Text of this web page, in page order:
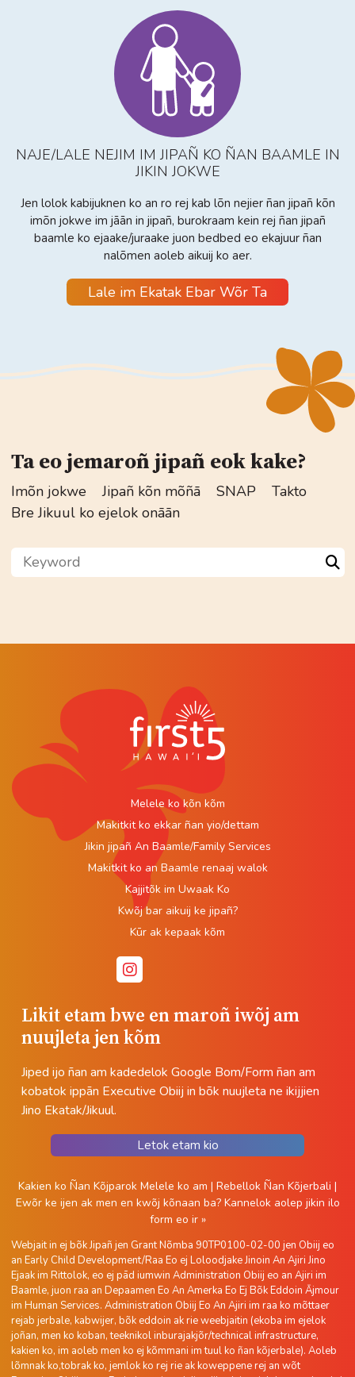
NAJE/LALE NEJIM IM JIPAÑ KO ÑAN BAAMLE IN
JIKIN JOKWE
Jen lolok kabijuknen ko an ro rej kab lõn nejier ñan jipañ kõn
imõn jokwe im jāān in jipañ, burokraam kein rej ñan jipañ
baamle ko ejaake/juraake juon bedbed eo ekajuur ñan
nalõmen aoleb aikuij ko aer.
Lale im Ekatak Ebar Wõr Ta
Ta eo jemaroñ jipañ eok kake?
Imõn jokwe Jipañ kõn mõñā SNAP
Takto
Bre Jikuul ko ejelok onāān
Keyword
Likit etam bwe en maroñ iwõj am
nuujleta jen kõm
Jiped ijo ñan am kadedelok Google Bom/Form ñan am
kobatok ippān Executive Obiij in bõk nuujleta ne ikijjien
Jino Ekatak/Jikuul.
Letok etam kio
Melele ko kõn kõm
Makitkit ko ekkar ñan yio/dettam
Jikin jipañ An Baamle/Family Services
Makitkit ko an Baamle renaaj walok
Kajjitõk im Uwaak Ko
Kwõj bar aikuij ke jipañ?
Kūr ak kepaak kõm
Kakien ko Ñan Kõjparok Melele ko am | Rebellok Ñan Kõjerbali |
Ewõr ke ijen ak men en kwõj kõnaan ba? Kannelok aolep jikin ilo
form eo ir »
Webjait in ej bõk Jipañ jen Grant Nõmba 90TP0100-02-00 jen Obiij eo
an Early Child Development/Raa Eo ej Loloodjake Jinoin An Ajiri Jino
Ejaak im Rittolok, eo ej pād iumwin Administration Obiij eo an Ajiri im
Baamle, juon raa an Depaamen Eo An Amerka Eo Ej Bõk Eddoin Ājmour
im Human Services. Administration Obiij Eo An Ajiri im raa ko mõttaer
rejab jerbale, kabwijer, bõk eddoin ak rie weebjaitin (ekoba im ejelok
joñan, men ko koban, teeknikol inburajakjõr/technical infrastructure,
kakien ko, im aoleb men ko ej kõmmani im tuul ko ñan kõjerbale). Aoleb
lõmnak ko,tobrak ko, jemlok ko rej rie ak koweppene rej an wõt